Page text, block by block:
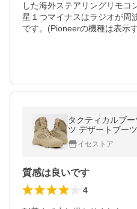
した海外ステアリングリモコ
星１つマイナスはラジオが周
です。(Pioneerの機種は表示
タクティカルブ
ツ デザートブー
靴 安全靴 防滑
ツ イセストア
質感は良いです
4